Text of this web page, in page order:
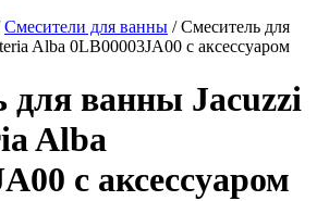
Смесители для ванны /Смеситель для
Alba 0LB00003JA00 с аксессуаром
для ванны Jacuzzi
Alba
с аксессуаром